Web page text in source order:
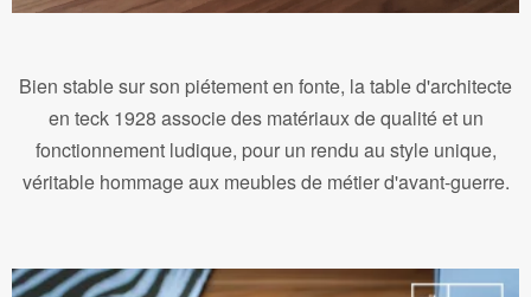
Bien stable sur son piétement en fonte, la table d'architecte
en teck 1928 associe des matériaux de qualité et un
fonctionnement ludique, pour un rendu au style unique,
véritable hommage aux meubles de métier d'avant-guerre.